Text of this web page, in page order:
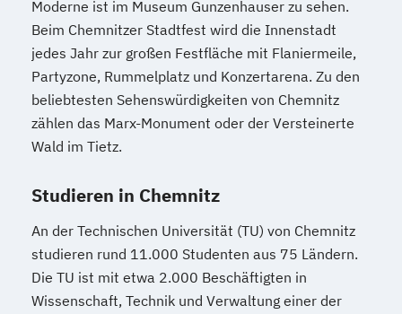
Moderne ist im Museum Gunzenhauser zu sehen.
Beim Chemnitzer Stadtfest wird die Innenstadt
jedes Jahr zur großen Festfläche mit Flaniermeile,
Partyzone, Rummelplatz und Konzertarena. Zu den
beliebtesten Sehenswürdigkeiten von Chemnitz
zählen das Marx-Monument oder der Versteinerte
Wald im Tietz.
Studieren in Chemnitz
An der Technischen Universität (TU) von Chemnitz
studieren rund 11.000 Studenten aus 75 Ländern.
Die TU ist mit etwa 2.000 Beschäftigten in
Wissenschaft, Technik und Verwaltung einer der